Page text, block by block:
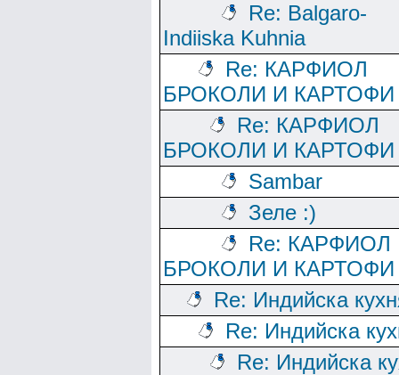
Re: Balgaro-
Indiiska Kuhnia
Re: КАРФИОЛ
БРОКОЛИ И КАРТОФИ
Re: КАРФИОЛ
БРОКОЛИ И КАРТОФИ
Sambar
Зеле :)
Re: КАРФИОЛ
БРОКОЛИ И КАРТОФИ
Re: Индийска
Re: Индийска
Re: Индийска